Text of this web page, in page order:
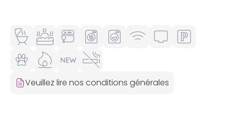
Veuillez lire nos conditions générales